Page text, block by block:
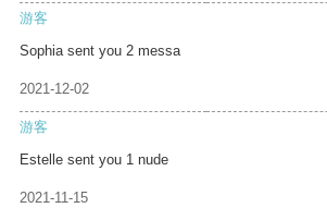
游客
Sophia sent you 2 messa
2021-12-02
游客
Estelle sent you 1 nude
2021-11-15